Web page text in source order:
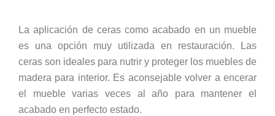
La aplicación de ceras como acabado en un mueble
es una opción muy utilizada en restauración. Las
ceras son ideales para nutrir y proteger los muebles de
madera para interior. Es aconsejable volver a encerar
el mueble varias veces al año para mantener el
acabado en perfecto estado.